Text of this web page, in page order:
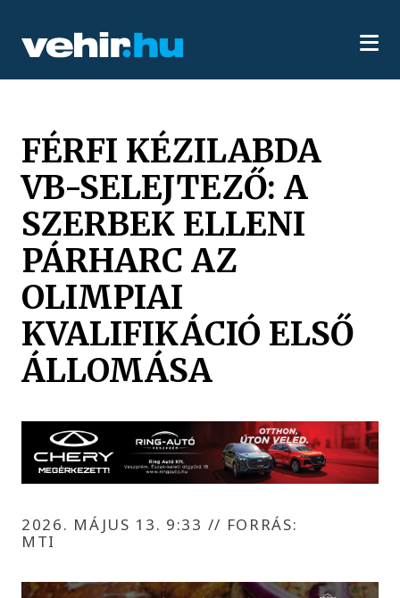
FÉRFI KÉZILABDA
VB-SELEJTEZŐ: A
SZERBEK ELLENI
PÁRHARC AZ
OLIMPIAI
KVALIFIKÁCIÓ ELSŐ
ÁLLOMÁSA
2026. MÁJUS 13. 9:33 // FORRÁS:
MTI